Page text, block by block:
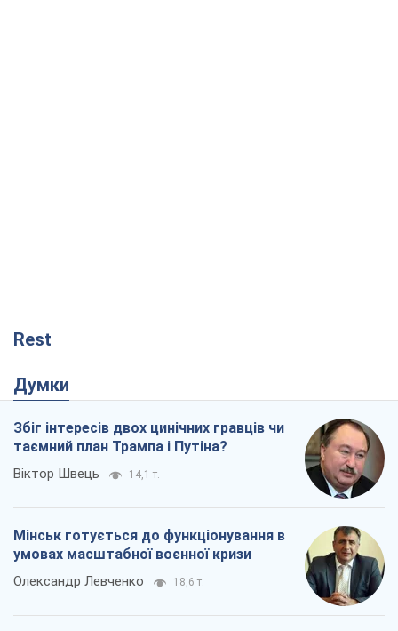
Rest
Думки
Збіг інтересів двох цинічних гравців чи
таємний план Трампа і Путіна?
Віктор Швець 14,1 т.
Мінськ готується до функціонування в
умовах масштабної воєнної кризи
Олександр Левченко 18,6 т.